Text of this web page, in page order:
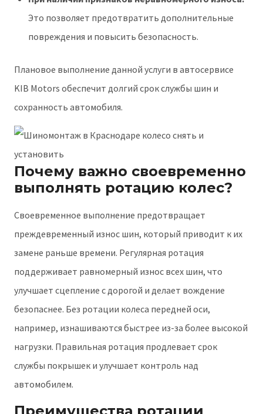
Это позволяет предотвратить дополнительные
повреждения и повысить безопасность.
Плановое выполнение данной услуги в автосервисе
KIB Motors обеспечит долгий срок службы шин и
сохранность автомобиля.
Почему важно своевременно
выполнять ротацию колес?
Своевременное выполнение предотвращает
преждевременный износ шин, который приводит к их
замене раньше времени. Регулярная ротация
поддерживает равномерный износ всех шин, что
улучшает сцепление с дорогой и делает вождение
безопаснее. Без ротации колеса передней оси,
например, изнашиваются быстрее из-за более высокой
нагрузки. Правильная ротация продлевает срок
службы покрышек и улучшает контроль над
автомобилем.